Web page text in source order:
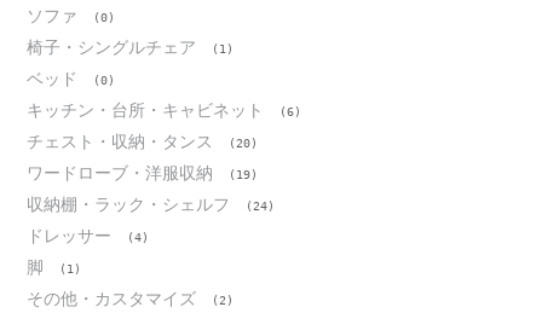
ソファ (0)
椅子・シングルチェア (1)
ベッド (0)
キッチン・台所・キャビネット (6)
チェスト・収納・タンス (20)
ワードローブ・洋服収納 (19)
収納棚・ラック・シェルフ (24)
ドレッサー (4)
脚 (1)
その他・カスタマイズ (2)